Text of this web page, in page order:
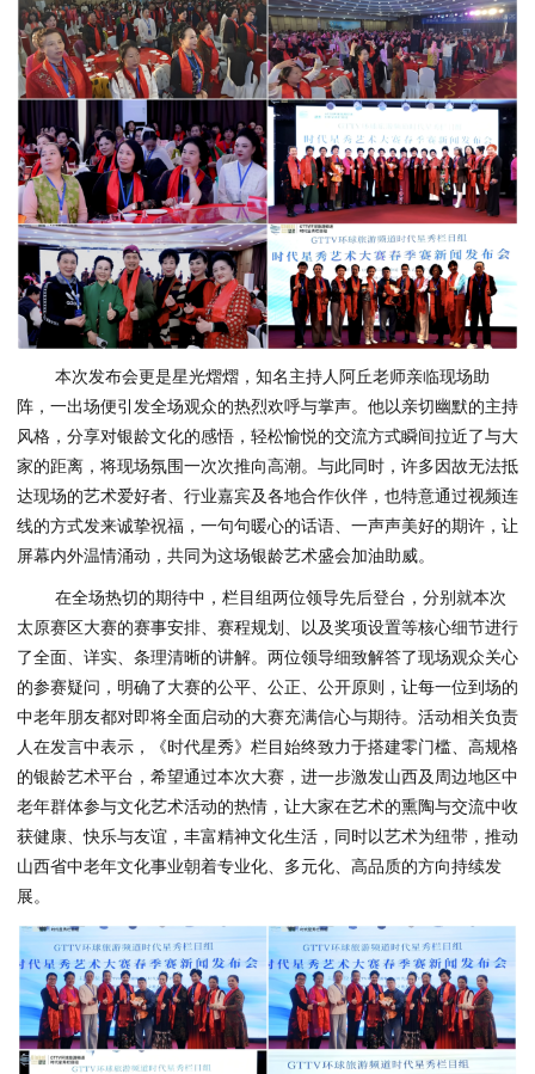
本次发布会更是星光熠熠，知名主持人阿丘老师亲临现场助
阵，一出场便引发全场观众的热烈欢呼与掌声。他以亲切幽默的主持
风格，分享对银龄文化的感悟，轻松愉悦的交流方式瞬间拉近了与大
家的距离，将现场氛围一次次推向高潮。与此同时，许多因故无法抵
达现场的艺术爱好者、行业嘉宾及各地合作伙伴，也特意通过视频连
线的方式发来诚挚祝福，一句句暖心的话语、一声声美好的期许，让
屏幕内外温情涌动，共同为这场银龄艺术盛会加油助威。
在全场热切的期待中，栏目组两位领导先后登台，分别就本次
太原赛区大赛的赛事安排、赛程规划、以及奖项设置等核心细节进行
了全面、详实、条理清晰的讲解。两位领导细致解答了现场观众关心
的参赛疑问，明确了大赛的公平、公正、公开原则，让每一位到场的
中老年朋友都对即将全面启动的大赛充满信心与期待。活动相关负责
人在发言中表示，《时代星秀》栏目始终致力于搭建零门槛、高规格
的银龄艺术平台，希望通过本次大赛，进一步激发山西及周边地区中
老年群体参与文化艺术活动的热情，让大家在艺术的熏陶与交流中收
获健康、快乐与友谊，丰富精神文化生活，同时以艺术为纽带，推动
山西省中老年文化事业朝着专业化、多元化、高品质的方向持续发
展。